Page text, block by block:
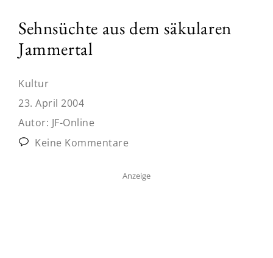
Sehnsüchte aus dem säkularen
Jammertal
Kultur
23. April 2004
Autor: JF-Online
Keine Kommentare
Anzeige